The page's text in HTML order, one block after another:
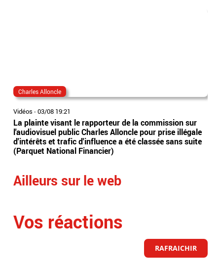
Charles Alloncle
Vidéos -03/08 19:21
La plainte visant le rapporteur de la commission sur
l'audiovisuel public Charles Alloncle pour prise illégale
d'intérêts et trafic d'influence a été classée sans suite
(Parquet National Financier)
Ailleurs sur le web
Vos réactions
RAFRAICHIR